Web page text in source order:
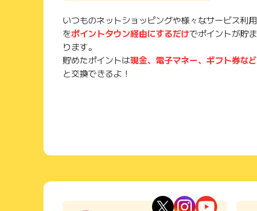
いつものネットショッピングや様々なサービス利用
をポイントタウン経由にするだけでポイントが貯ま
ります。
貯めたポイントは現金、電子マネー、ギフト券など
と交換できるよ！